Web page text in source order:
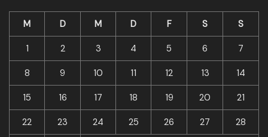
M D M D F S S
1 2 3 4 5 6 7
8 9 10 11 12 13 14
15 16 17 18 19 20 21
22 23 24 25 26 27 28